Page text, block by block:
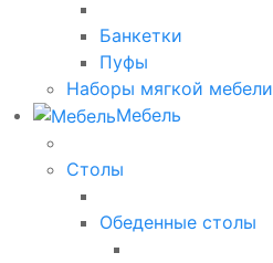
Банкетки
Пуфы
Наборы мягкой мебели
Мебель
Столы
Обеденные столы